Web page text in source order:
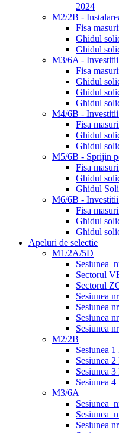
2024
M2/2B -
Fisa
Ghidul
Ghidul
M3/6A -
Fisa
Ghidul
Ghidul
Ghidul
M4/6B - Investitii
Fisa
Ghidul
Ghidul
M5/6B - Sprijin
Fisa
Ghidul
Ghidul
M6/6B - Investitii
Fisa
Ghidul
Ghidul
Apeluri de selectie
M1/2A/5D
Sectorul
Sectorul
Sesiunea
Sesiunea
Sesiunea
Sesiunea
M2/2B
Sesiunea
Sesiunea
Sesiunea
Sesiunea
M3/6A
Sesiunea